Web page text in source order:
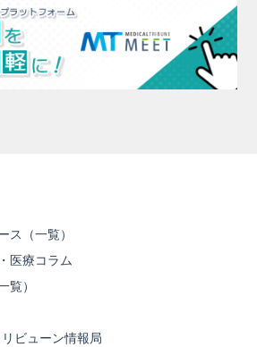
ス（一覧）
医療コラム
覧）
ビューン情報局